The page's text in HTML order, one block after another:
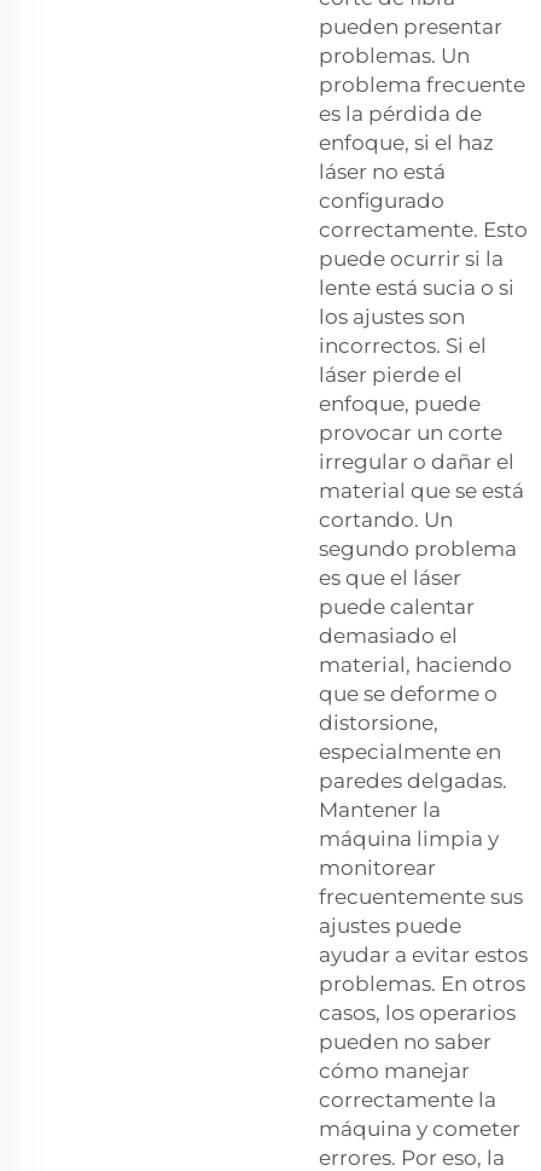
pueden presentar
problemas. Un
problema frecuente
es la pérdida de
enfoque, si el haz
láser no está
configurado
correctamente. Esto
puede ocurrir si la
lente está sucia o si
los ajustes son
incorrectos. Si el
láser pierde el
enfoque, puede
provocar un corte
irregular o dañar el
material que se está
cortando. Un
segundo problema
es que el láser
puede calentar
demasiado el
material, haciendo
que se deforme o
distorsione,
especialmente en
paredes delgadas.
Mantener la
máquina limpia y
monitorear
frecuentemente sus
ajustes puede
ayudar a evitar estos
problemas. En otros
casos, los operarios
pueden no saber
cómo manejar
correctamente la
máquina y cometer
errores. Por eso, la